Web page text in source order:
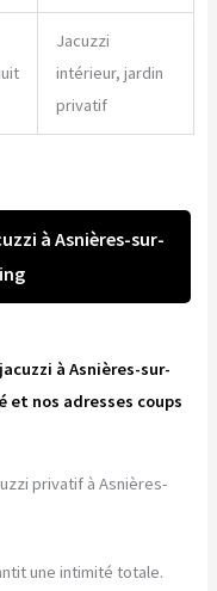
Jacuzzi
intérieur, jardin
privatif
à Asnières-sur-
à Asnières-sur-
et nos adresses coups
privatif à Asnières-
une intimité totale.